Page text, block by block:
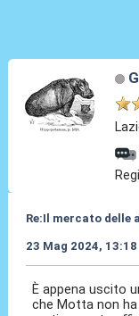
Re:Il mercato delle
23 Mag 2024, 13:18
È appena uscito
che Motta non